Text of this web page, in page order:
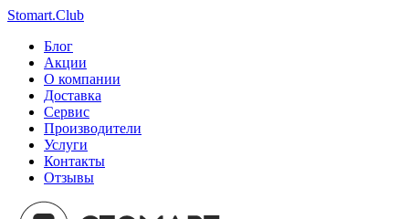
Stomart.Club
Блог
Акции
О компании
Доставка
Сервис
Производители
Услуги
Контакты
Отзывы